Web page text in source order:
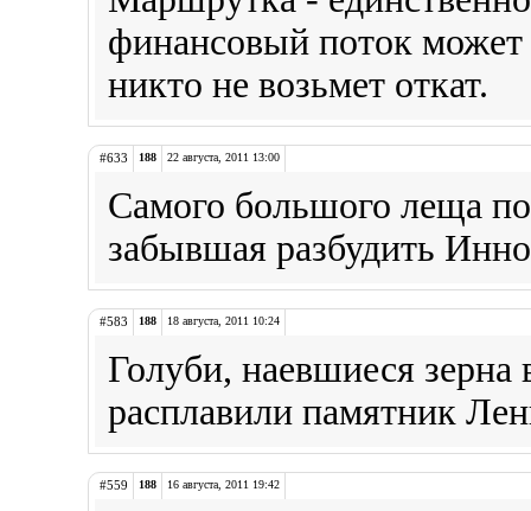
финансовый поток может
никто не возьмет откат.
#633 188 22 августа, 2011 13:00
Самого большого леща
забывшая разбудить
#583 188 18 августа, 2011 10:24
Голуби, наевшиеся зерна
расплавили памятник
#559 188 16 августа, 2011 19:42